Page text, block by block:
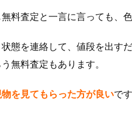
料査定と一言に言っても、色
態を連絡して、値段を出す
無料査定もあります。
を見てもらった方が良いです